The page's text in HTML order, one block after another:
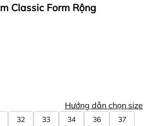
Classic Form Rộng
Hướng dẫn chọn size
32 33 34 36 37